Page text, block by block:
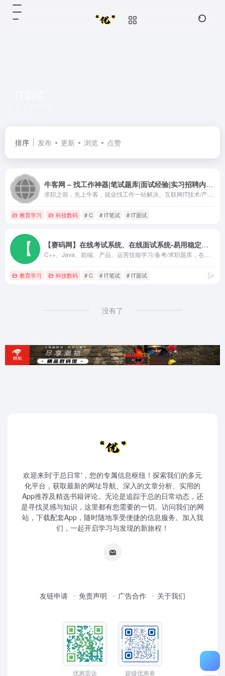
排序 发布 更新 浏览 点赞
牛客网 – 找工作神器|笔试题库|面试经验|实习招聘内推，求职就业一站解决_牛客网
教育学习 科技数码 # C # IT笔试 # IT面试
【赛码网】在线考试系统、在线面试系统-易用稳定专业
教育学习 科技数码 # C # IT笔试 # IT面试
没有了
欢迎来到'于总日常'，您的专属信息枢纽！探索我们的多元
化平台，获取最新的网址导航、深入的文章分析、实用的
App推荐及精选书籍评论。无论是追踪于总的日常动态，还
是寻找灵感与知识，这里都有您需要的一切。访问我们的网
站，下载配套App，随时随地享受便捷的信息服务。加入我
们，一起开启学习与发现的新旅程！
友链申请 免责声明 广告合作 关于我们
优惠雷达 超级优惠券